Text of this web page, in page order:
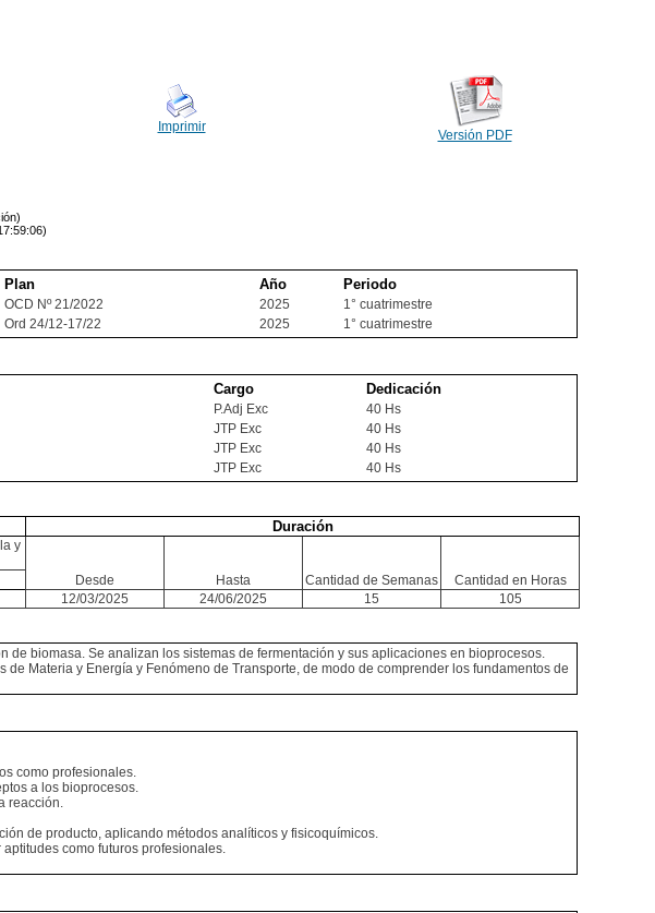
Imprimir
Versión PDF
Plan Año Periodo
OCD Nº 21/2022 2025
1° cuatrimestre
Ord 24/12-17/22 2025 1° cuatrimestre
Cargo Dedicación
P.Adj Exc
40 Hs
JTP Exc
40 Hs
JTP Exc
40 Hs
JTP Exc 40 Hs
Duración
y
Desde
Hasta Cantidad de Semanas Cantidad en Horas
12/03/2025 24/06/2025 15 105
biomasa. Se analizan los sistemas de fermentación y sus aplicaciones en bioprocesos.
Materia y Energía y Fenómeno de Transporte, de modo de comprender los fundamentos de
como profesionales.
a los bioprocesos.
reacción.
de producto, aplicando métodos analíticos y fisicoquímicos.
como futuros profesionales.